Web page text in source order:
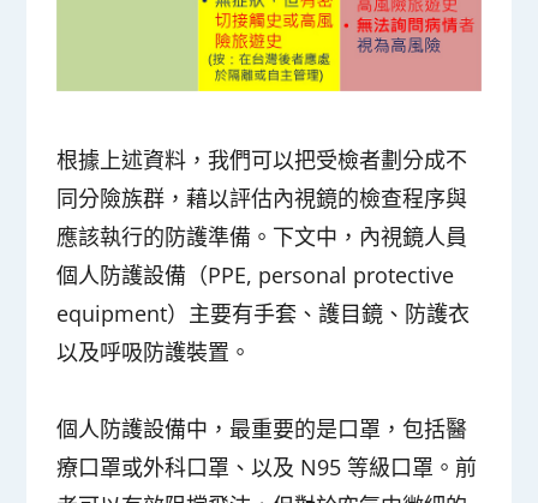
根據上述資料，我們可以把受檢者劃分成不
同分險族群，藉以評估內視鏡的檢查程序與
應該執行的防護準備。下文中，內視鏡人員
個人防護設備（PPE, personal protective
equipment）主要有手套、護目鏡、防護衣
以及呼吸防護裝置。
個人防護設備中，最重要的是口罩，包括醫
療口罩或外科口罩、以及 N95 等級口罩。前